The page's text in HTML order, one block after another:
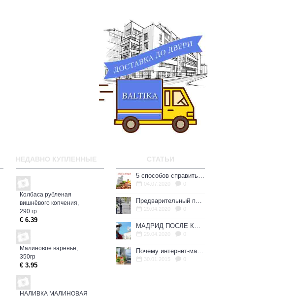
НЕДАВНО КУПЛЕННЫЕ
Колбаса рубленая
вишнёвого копчения,
290 гр
€ 6.39
Малиновое варенье,
350гp
€ 3.95
НАЛИВКА МАЛИНОВАЯ
СТАТЬИ
5 способов справиться со стрессом в эмиграции.
04.07.2020
Предварительный план по выходу Испании из карантина
29.04.2020
МАДРИД ПОСЛЕ КАРАНТИНА: ЧТО ЖДЕТ ГОРОД?
29.04.2020
Почему интернет-магазин - это выгодно?
30.01.2015